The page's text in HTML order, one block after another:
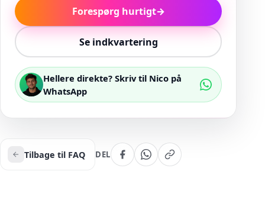
Forespørg hurtigt→
Se indkvartering
Hellere direkte? Skriv til Nico på
WhatsApp
Tilbage til FAQ DEL